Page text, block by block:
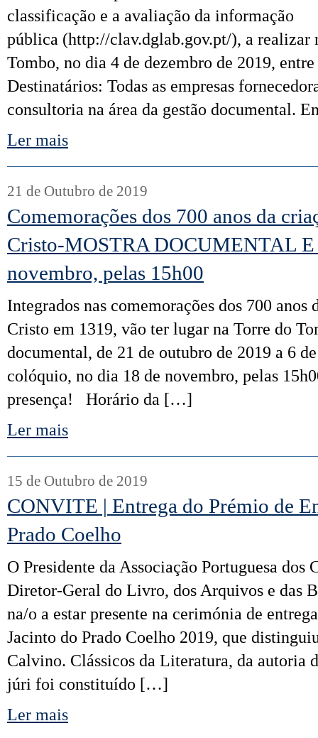
classificação e a avaliação da informação
pública (http://clav.dglab.gov.pt/), a realizar
Tombo, no dia 4 de dezembro de 2019, entre
Destinatários: Todas as empresas
consultoria na área da gestão documental.
Ler mais
21 de Outubro de 2019
Comemorações dos 700 anos da
Cristo-MOSTRA DOCUMENTAL
novembro, pelas 15h00
Integrados nas comemorações dos 700 anos
Cristo em 1319, vão ter lugar na Torre do
documental, de 21 de outubro de 2019 a 6
colóquio, no dia 18 de novembro, pelas
presença! Horário da […]
Ler mais
15 de Outubro de 2019
CONVITE | Entrega do Prémio de
Prado Coelho
O Presidente da Associação Portuguesa
Diretor-Geral do Livro, dos Arquivos e das
na/o a estar presente na cerimónia de
Jacinto do Prado Coelho 2019, que
Calvino. Clássicos da Literatura, da autoria
júri foi constituído […]
Ler mais